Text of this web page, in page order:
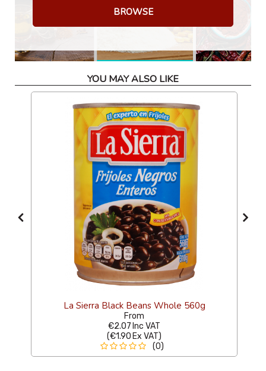
BROWSE
YOU MAY ALSO LIKE
La Sierra Black Beans Whole 560g
From
€2.07 Inc VAT
(€1.90 Ex VAT)
(0)